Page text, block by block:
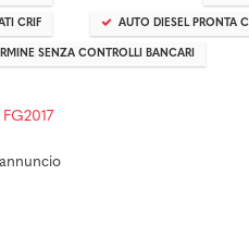
CRIF AUTO DIESEL PRONTA
SENZA CONTROLLI BANCARI
FG2017